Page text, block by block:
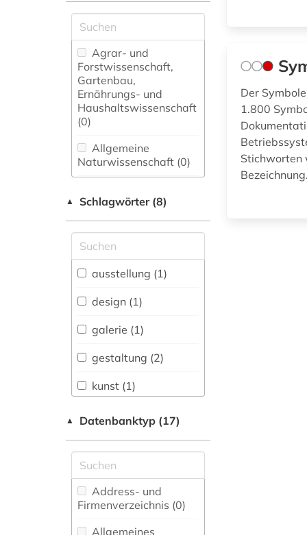
Agrar- und
Forstwissenschaft,
Gartenbau,
Ernährungs- und
Haushaltswissenschaft
(0)
Allgemeine
Naturwissenschaft (0)
fachübergreifende
Allgemeine und
vergleichende Sprach-
und
Literaturwissenschaft.
Indogermanistik.
Außereuropäische
Sprachen und
Literaturen (0)
Anglistik.
Amerikanistik (0)
Vermessungswesen (0)
Biologie,
Biotechnologie (0)
Buch- und
▲ Schlagwörter (8)
ausstellung (1)
design (1)
galerie (1)
gestaltung (2)
kunst (1)
piktogramm (1)
technische unterlage
(1)
verzeichnis (1)
▲ Datenbanktyp (17)
Address- und
Firmenverzeichnis (0)
Allgemeines
Der
1.800
Stichworten
Bezeichnung.